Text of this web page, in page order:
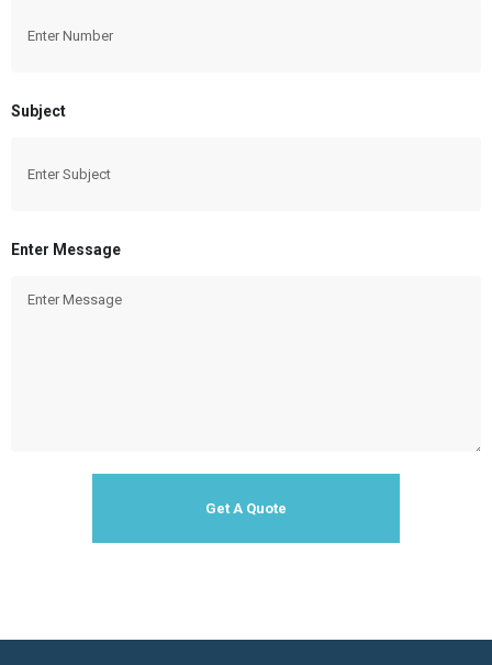
Subject
Enter Message